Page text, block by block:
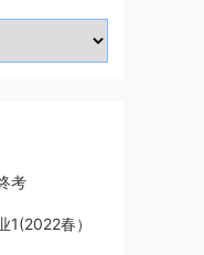
考
1(2022春）